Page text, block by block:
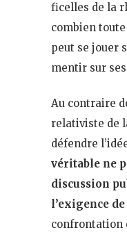
ficelles de la
combien
peut se jouer
mentir sur
Au contraire
relativiste de
défendre
véritable ne
discussion
l’exigence
confrontation